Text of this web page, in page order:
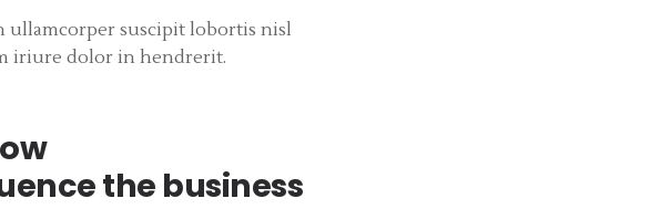
ullamcorper suscipit lobortis nisl
iriure dolor in hendrerit.
the business